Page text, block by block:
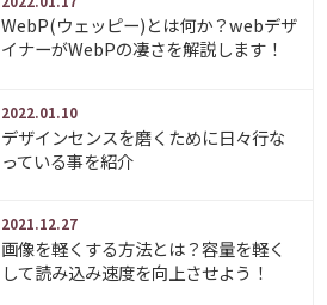
WebP(ウェッピー)とは何か？webデザ
イナーがWebPの凄さを解説します！
2022.01.10
デザインセンスを磨くために日々行な
っている事を紹介
2021.12.27
画像を軽くする方法とは？容量を軽く
して読み込み速度を向上させよう！